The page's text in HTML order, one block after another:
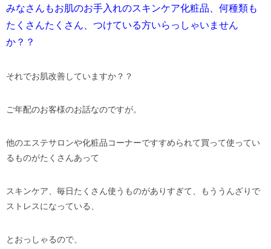
みなさんもお肌のお手入れのスキンケア化粧品、何種類も
たくさんたくさん、つけている方いらっしゃいません
か？？
それでお肌改善していますか？？
ご年配のお客様のお話なのですが。
他のエステサロンや化粧品コーナーですすめられて買って使ってい
るものがたくさんあって
スキンケア、毎日たくさん使うものがありすぎて、もううんざりで
ストレスになっている、
とおっしゃるので、